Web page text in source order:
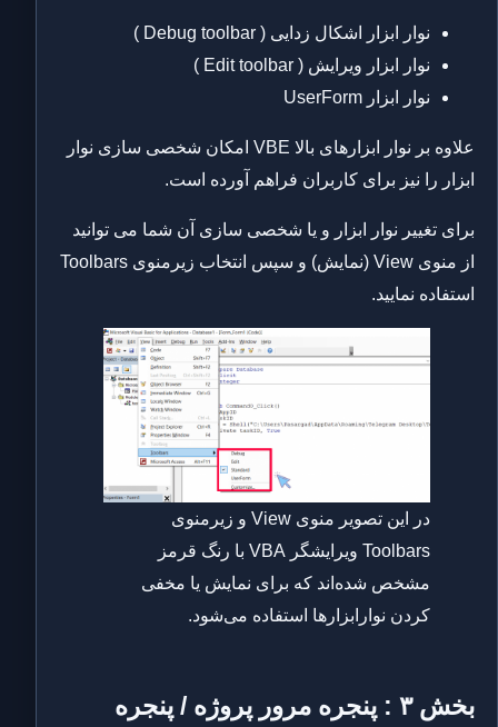
نوار ابزار اشکال زدایی ( Debug toolbar )
نوار ابزار ویرایش ( Edit toolbar )
نوار ابزار UserForm
علاوه بر نوار ابزارهای بالا VBE امکان شخصی سازی نوار
ابزار را نیز برای کاربران فراهم آورده است.
برای تغییر نوار ابزار و یا شخصی سازی آن شما می توانید
از منوی View (نمایش) و سپس انتخاب زیرمنوی Toolbars
استفاده نمایید.
در این تصویر منوی View و زیرمنوی
Toolbars ویرایشگر VBA با رنگ قرمز
مشخص شده‌اند که برای نمایش یا مخفی
کردن نوارابزارها استفاده می‌شود.
بخش ۳ : پنجره مرور پروژه / پنجره